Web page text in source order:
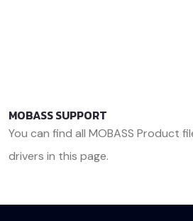
MOBASS SUPPORT
You can find all MOBASS Product
drivers in this page.